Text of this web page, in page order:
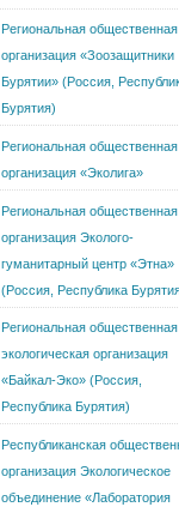
Региональная общественная
организация «Зоозащитники
Бурятии» (Россия,
Бурятия)
Региональная общественная
организация «Эколига»
Региональная общественная
организация Эколого-
гуманитарный центр «Этна»
(Россия, Республика
Региональная общественная
экологическая организация
«Байкал-Эко» (Россия,
Республика Бурятия)
Республиканская
организация Экологическое
объединение «Лаборатория